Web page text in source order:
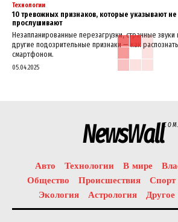
Технологии
10 тревожных признаков, которые указывают
прослушивают
Незапланированные перезагрузки, странные
другие подозрительные признаки — как
смартфоном.
05.04.2025
NewsWall
Авто Технологии В мире
Общество
Происшествия Спорт
Экология
Астрология Другое